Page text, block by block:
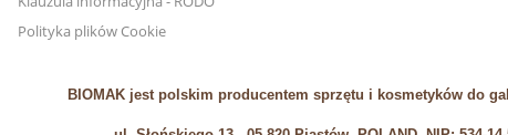
Polityka plików Cookie
BIOMAK jest polskim producentem sprzętu i kosmetyków do